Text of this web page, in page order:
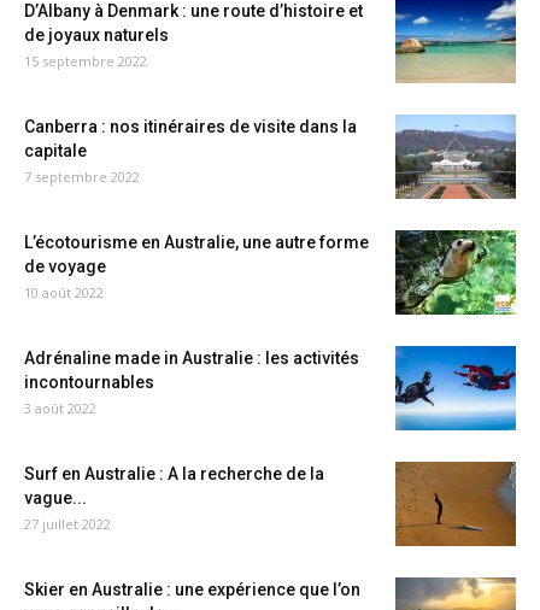
D’Albany à Denmark : une route d’histoire et
de joyaux naturels
15 septembre 2022
Canberra : nos itinéraires de visite dans la
capitale
7 septembre 2022
L’écotourisme en Australie, une autre forme
de voyage
10 août 2022
Adrénaline made in Australie : les activités
incontournables
3 août 2022
Surf en Australie : A la recherche de la
vague...
27 juillet 2022
Skier en Australie : une expérience que l’on